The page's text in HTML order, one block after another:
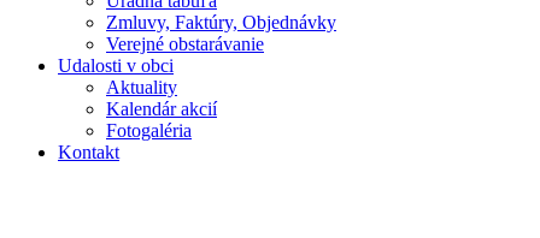
Zmluvy, Faktúry, Objednávky
Verejné obstarávanie
Udalosti v obci
Aktuality
Kalendár akcií
Fotogaléria
Kontakt